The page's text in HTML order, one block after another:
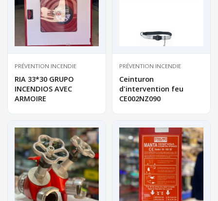
PRÉVENTION INCENDIE
RIA 33*30 GRUPO
INCENDIOS AVEC
ARMOIRE
PRÉVENTION INCENDIE
Ceinturon
d'intervention feu
CE002NZ090